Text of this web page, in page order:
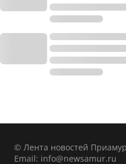
© Лента новостей
Email: info@newsamur.ru